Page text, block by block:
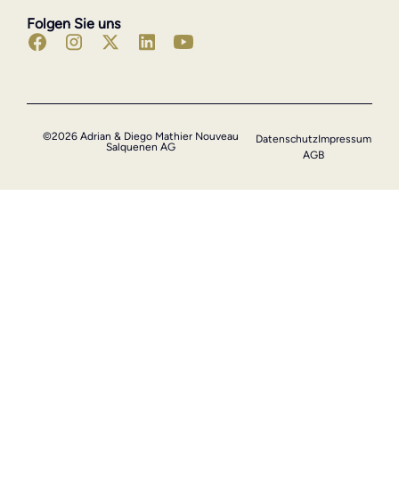
Folgen Sie uns
©2026 Adrian & Diego Mathier Nouveau
Salquenen AG
DatenschutzImpressum
AGB